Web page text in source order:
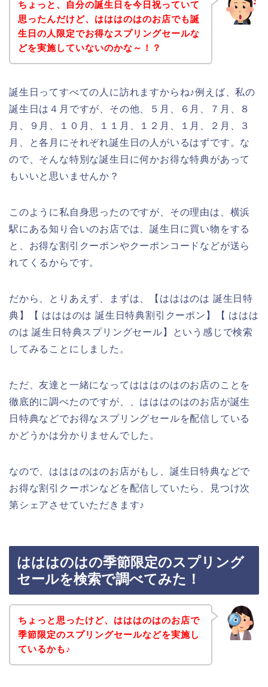
ちょっと、自分の誕生日を今日祝っていて
思ったんだけど、はははのはのお店でも誕
生日の人限定でお得なスプリングセールな
どを実施していないのかな～！？
誕生日ってすべての人に訪れますからね♪例えば、私の
誕生日は４月ですが、その他、５月、６月、７月、８
月、９月、１０月、１１月、１２月、１月、２月、３
月、と各月にそれぞれ誕生日の人がいるはずです。な
ので、そんな特別な誕生日に何かお得な特典があって
もいいと思いませんか？
このように私自身思ったのですが、その理由は、横浜
駅にある知り合いのお店では、誕生日に買い物をする
と、お得な割引クーポンやクーポンコードなどが送ら
れてくるからです。
だから、とりあえず、まずは、【はははのは 誕生日特
典】【 はははのは 誕生日特典割引クーポン】【 ははは
のは 誕生日特典スプリングセール】という感じで検索
してみることにしました。
ただ、友達と一緒になってはははのはのお店のことを
徹底的に調べたのですが、、はははのはのお店が誕生
日特典などでお得なスプリングセールを配信している
かどうかは分かりませんでした。
なので、はははのはのお店がもし、誕生日特典などで
お得な割引クーポンなどを配信していたら、見つけ次
第シェアさせていただきます♪
はははのはの季節限定のスプリング
セールを検索で調べてみた！
ちょっと思ったけど、はははのはのお店で
季節限定のスプリングセールなどを実施し
ているかも♪